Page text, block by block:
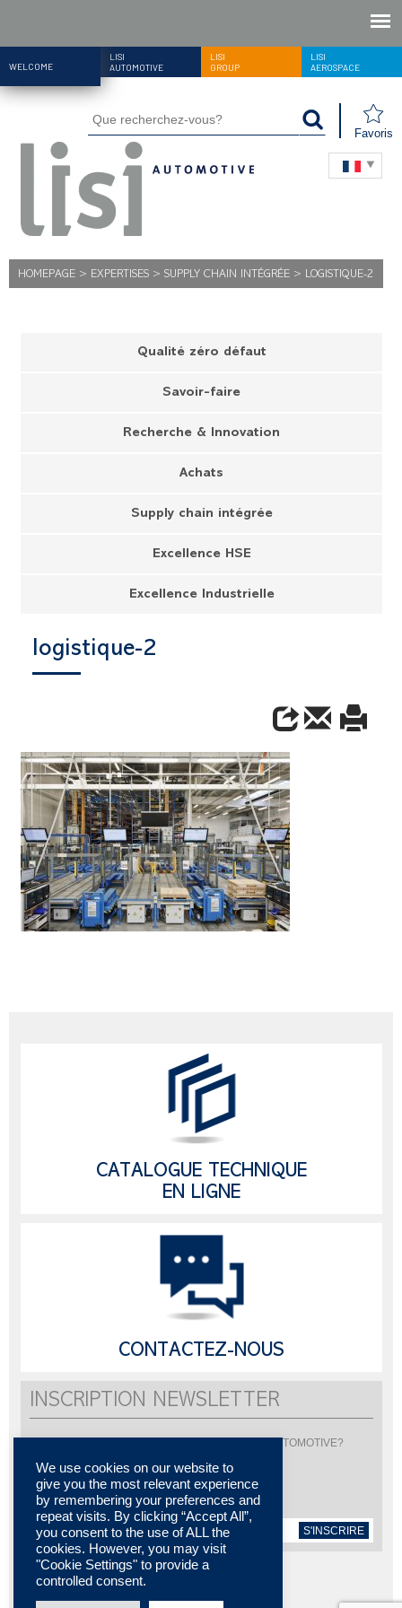
WELCOME
LISI
AUTOMOTIVE
LISI
GROUP
LISI
AEROSPACE
Favoris
HOMEPAGE > EXPERTISES > SUPPLY CHAIN INTÉGRÉE > LOGISTIQUE-2
Qualité zéro défaut
Savoir-faire
Recherche & Innovation
Achats
Supply chain intégrée
Excellence HSE
Excellence Industrielle
logistique-2
CATALOGUE TECHNIQUE
EN LIGNE
CONTACTEZ-NOUS
INSCRIPTION NEWSLETTER
Vous souhaitez être informé de l'actualité de LISI AUTOMOTIVE?
Inscrivez-vous pour recevoir notre newsletter
S'INSCRIRE
We use cookies on our website to
give you the most relevant experience
by remembering your preferences and
repeat visits. By clicking “Accept All”,
you consent to the use of ALL the
cookies. However, you may visit
"Cookie Settings" to provide a
controlled consent.